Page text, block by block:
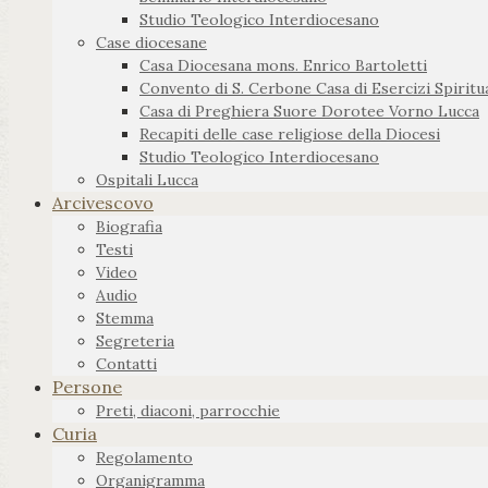
Studio Teologico Interdiocesano
Case diocesane
Casa Diocesana mons. Enrico Bartoletti
Convento di S. Cerbone Casa di Esercizi
Casa di Preghiera Suore Dorotee Vorno Lucca
Recapiti delle case religiose della Diocesi
Studio Teologico Interdiocesano
Ospitali Lucca
Arcivescovo
Biografia
Testi
Video
Audio
Stemma
Segreteria
Contatti
Persone
Preti, diaconi, parrocchie
Curia
Regolamento
Organigramma